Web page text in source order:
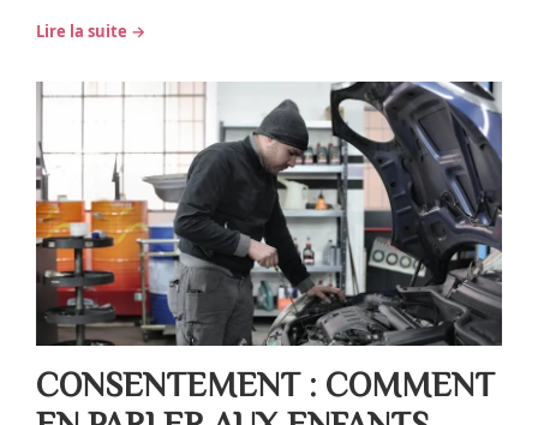
Lire la suite →
CONSENTEMENT : COMMENT